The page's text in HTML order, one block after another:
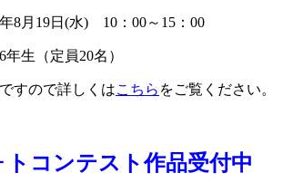
8月19日(水) 10：00～15：00
生（定員20名）
すので詳しくはこちら をご覧ください。
トコンテスト作品受付中